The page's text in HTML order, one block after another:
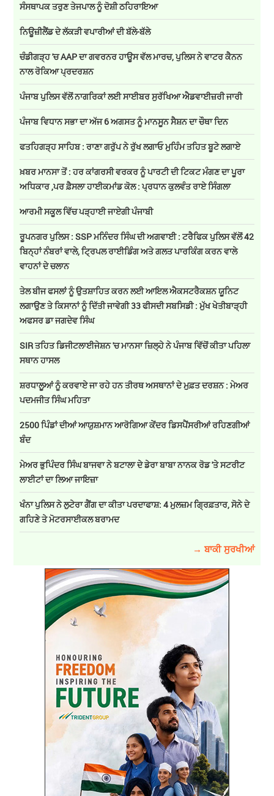
ਸੰਸਥਾਪਕ ਤਰੁਣ ਤੇਜਪਾਲ ਨੂੰ ਦੋਸ਼ੀ ਠਹਿਰਾਇਆ
ਨਿਊਜ਼ੀਲੈਂਡ ਦੇ ਲੱਕੜੀ ਵਪਾਰੀਆਂ ਦੀ ਬੱਲੇ-ਬੱਲੇ
ਚੰਡੀਗੜ੍ਹ 'ਚ AAP ਦਾ ਗਵਰਨਰ ਹਾਊਸ ਵੱਲ ਮਾਰਚ, ਪੁਲਿਸ ਨੇ ਵਾਟਰ ਕੈਨਨ
ਨਾਲ ਰੋਕਿਆ ਪ੍ਰਦਰਸ਼ਨ
ਪੰਜਾਬ ਪੁਲਿਸ ਵੱਲੋਂ ਨਾਗਰਿਕਾਂ ਲਈ ਸਾਈਬਰ ਸੁਰੱਖਿਆ ਐਡਵਾਈਜ਼ਰੀ ਜਾਰੀ
ਪੰਜਾਬ ਵਿਧਾਨ ਸਭਾ ਦਾ ਅੱਜ 6 ਅਗਸਤ ਨੂੰ ਮਾਨਸੂਨ ਸੈਸ਼ਨ ਦਾ ਚੌਥਾ ਦਿਨ
ਫਤਹਿਗੜ੍ਹ ਸਾਹਿਬ : ਰਾਣਾ ਗਰੁੱਪ ਨੇ ਰੁੱਖ ਲਗਾਓ ਮੁਹਿੰਮ ਤਹਿਤ ਬੂਟੇ ਲਗਾਏ
ਖ਼ਬਰ ਮਾਨਸਾ ਤੋਂ : ਹਰ ਕਾਂਗਰਸੀ ਵਰਕਰ ਨੂੰ ਪਾਰਟੀ ਦੀ ਟਿਕਟ ਮੰਗਣ ਦਾ ਪੂਰਾ
ਅਧਿਕਾਰ ,ਪਰ ਫ਼ੈਸਲਾ ਹਾਈਕਮਾਂਡ ਕੋਲ : ਪ੍ਰਧਾਨ ਕੁਲਵੰਤ ਰਾਏ ਸਿੰਗਲਾ
ਆਰਮੀ ਸਕੂਲ ਵਿੱਚ ਪੜ੍ਹਾਈ ਜਾਏਗੀ ਪੰਜਾਬੀ
ਰੂਪਨਗਰ ਪੁਲਿਸ : SSP ਮਨਿੰਦਰ ਸਿੰਘ ਦੀ ਅਗਵਾਈ : ਟਰੈਫਿਕ ਪੁਲਿਸ ਵੱਲੋਂ 42
ਬਿਨ੍ਹਾਂ ਨੰਬਰਾਂ ਵਾਲੇ, ਟ੍ਰਿਪਲ ਰਾਈਡਿੰਗ ਅਤੇ ਗਲਤ ਪਾਰਕਿੰਗ ਕਰਨ ਵਾਲੇ
ਵਾਹਨਾਂ ਦੇ ਚਲਾਨ
ਤੇਲ ਬੀਜ ਫਸਲਾਂ ਨੂੰ ਉਤਸ਼ਾਹਿਤ ਕਰਨ ਲਈ ਆਇਲ ਐਕਸਟਰੈਕਸ਼ਨ ਯੂਨਿਟ
ਲਗਾਉਣ ਤੇ ਕਿਸਾਨਾਂ ਨੂੰ ਦਿੱਤੀ ਜਾਵੇਗੀ 33 ਫੀਸਦੀ ਸਬਸਿਡੀ : ਮੁੱਖ ਖੇਤੀਬਾੜ੍ਹੀ
ਅਫਸਰ ਡਾ ਜਗਦੇਵ ਸਿੰਘ
SIR ਤਹਿਤ ਡਿਜੀਟਲਾਈਜੇਸ਼ਨ 'ਚ ਮਾਨਸਾ ਜ਼ਿਲ੍ਹੇ ਨੇ ਪੰਜਾਬ ਵਿੱਚੋਂ ਕੀਤਾ ਪਹਿਲਾ
ਸਥਾਨ ਹਾਸਲ
ਸ਼ਰਧਾਲੂਆਂ ਨੂੰ ਕਰਵਾਏ ਜਾ ਰਹੇ ਹਨ ਤੀਰਥ ਅਸਥਾਨਾਂ ਦੇ ਮੁਫ਼ਤ ਦਰਸ਼ਨ : ਮੇਅਰ
ਪਦਮਜੀਤ ਸਿੰਘ ਮਹਿਤਾ
2500 ਪਿੰਡਾਂ ਦੀਆਂ ਆਯੁਸ਼ਮਾਨ ਆਰੋਗਿਆ ਕੇਂਦਰ ਡਿਸਪੈਂਸਰੀਆਂ ਰਹਿਣਗੀਆਂ
ਬੰਦ
ਮੇਅਰ ਭੁਪਿੰਦਰ ਸਿੰਘ ਬਾਜਵਾ ਨੇ ਬਟਾਲਾ ਦੇ ਡੇਰਾ ਬਾਬਾ ਨਾਨਕ ਰੋਡ 'ਤੇ ਸਟਰੀਟ
ਲਾਈਟਾਂ ਦਾ ਲਿਆ ਜਾਇਜ਼ਾ
ਖੰਨਾ ਪੁਲਿਸ ਨੇ ਲੁਟੇਰਾ ਗੈਂਗ ਦਾ ਕੀਤਾ ਪਰਦਾਫਾਸ਼: 4 ਮੁਲਜ਼ਮ ਗ੍ਰਿਫ਼ਤਾਰ, ਸੋਨੇ ਦੇ
ਗਹਿਣੇ ਤੇ ਮੋਟਰਸਾਈਕਲ ਬਰਾਮਦ
→ ਬਾਕੀ ਸੁਰਖੀਆਂ